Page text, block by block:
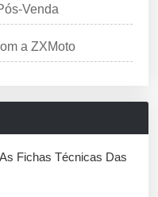
Venda
a ZXMoto
Fichas Técnicas Das